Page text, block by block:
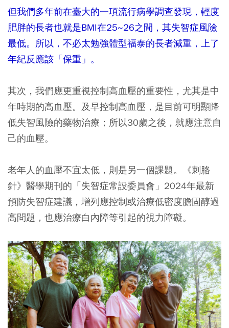
但我們多年前在臺大的一項流行病學調查發現，輕度
肥胖的長者也就是BMI在25~26之間，其失智症風險
最低。所以，不必太勉強體型福泰的長者減重，上了
年紀反應該「保重」。
其次，我們應更重視控制高血壓的重要性，尤其是中
年時期的高血壓。及早控制高血壓，是目前可明顯降
低失智風險的藥物治療；所以30歲之後，就應注意自
己的血壓。
老年人的血壓不宜太低，則是另一個課題。《刺胳
針》醫學期刊的「失智症常設委員會」2024年最新
預防失智症建議，增列應控制或治療低密度膽固醇過
高問題，也應治療白內障等引起的視力障礙。